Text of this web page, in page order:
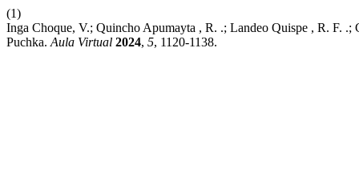
(1)
Inga Choque, V.; Quincho Apumayta , R. .; Landeo Quispe , R. F.
Puchka. Aula Virtual 2024, 5, 1120-1138.